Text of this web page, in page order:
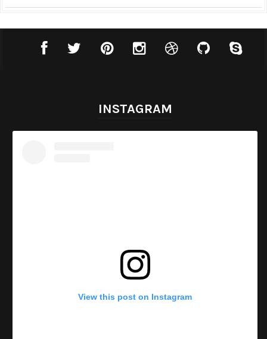
INSTAGRAM
View this post on Instagram